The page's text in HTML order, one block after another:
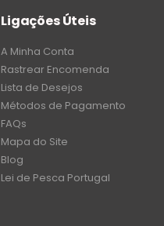
Ligações Úteis
A Minha Conta
Rastrear Encomenda
Lista de Desejos
Métodos de Pagamento
FAQs
Mapa do Site
Blog
Lei de Pesca Portugal